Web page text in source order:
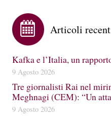
Articoli
Kafka e l’Italia, un
9 Agosto 2026
Tre giornalisti Rai nel
Meghnagi (CEM): “Un
9 Agosto 2026